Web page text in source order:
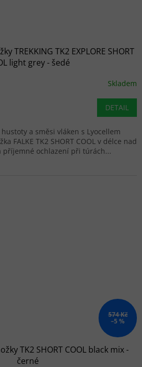
TREKKING TK2 EXPLORE SHORT
light grey - šedé
Skladem
DETAIL
a směsi vláken s Lyocellem
FALKE TK2 SHORT COOL v délce nad
příjemné ochlazení při túrách...
574 Kč
–5 %
TK2 SHORT COOL black mix -
černé